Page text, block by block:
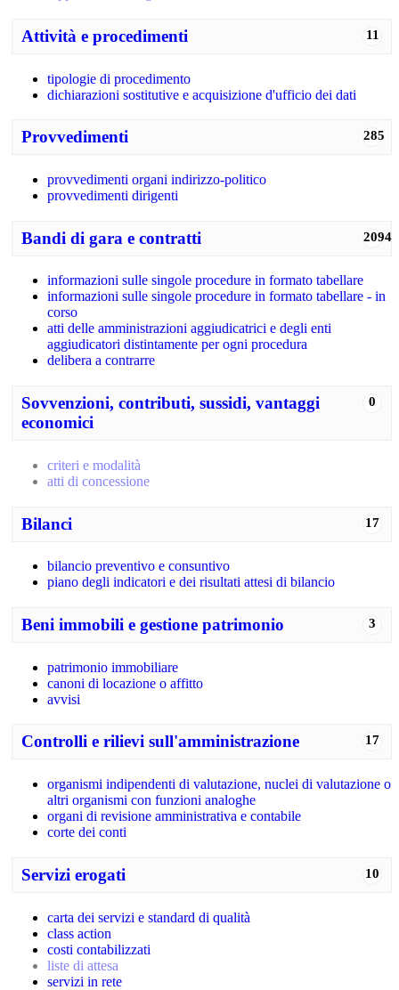
11
Attività e procedimenti
tipologie di procedimento
dichiarazioni sostitutive e acquisizione d'ufficio dei dati
285
Provvedimenti
provvedimenti organi indirizzo-politico
provvedimenti dirigenti
2094
Bandi di gara e contratti
informazioni sulle singole procedure in formato tabellare
informazioni sulle singole procedure in formato tabellare - in
corso
atti delle amministrazioni aggiudicatrici e degli enti
aggiudicatori distintamente per ogni procedura
delibera a contrarre
0
Sovvenzioni, contributi, sussidi, vantaggi
economici
criteri e modalità
atti di concessione
17
Bilanci
bilancio preventivo e consuntivo
piano degli indicatori e dei risultati attesi di bilancio
3
Beni immobili e gestione patrimonio
patrimonio immobiliare
canoni di locazione o affitto
avvisi
17
Controlli e rilievi sull'amministrazione
organismi indipendenti di valutazione, nuclei di valutazione o
altri organismi con funzioni analoghe
organi di revisione amministrativa e contabile
corte dei conti
10
Servizi erogati
carta dei servizi e standard di qualità
class action
costi contabilizzati
liste di attesa
servizi in rete